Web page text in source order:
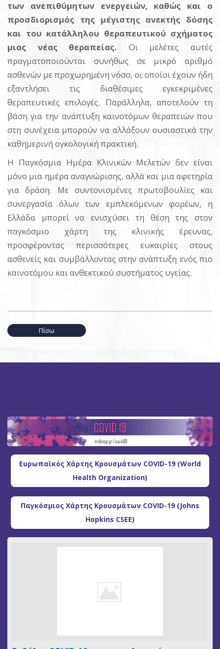
των ανεπιθύμητων ενεργειών, καθώς και ο
προσδιορισμός της μέγιστης ανεκτής δόσης
και του κατάλληλου θεραπευτικού σχήματος
μιας νέας θεραπείας. Οι μελέτες αυτές
πραγματοποιούνται συνήθως σε μικρό αριθμό
ασθενών με προχωρημένη νόσο, οι οποίοι έχουν ήδη
εξαντλήσει τις διαθέσιμες εγκεκριμένες
θεραπευτικές επιλογές. Παράλληλα, αποτελούν τη
βάση για την ανάπτυξη καινοτόμων θεραπειών που
στη συνέχεια μπορούν να αλλάξουν ουσιαστικά την
καθημερινή ογκολογική πρακτική.
Η Παγκόσμια Ημέρα Κλινικών Μελετών δεν είναι
μόνο μια ημέρα αναγνώρισης, αλλά και μια αφετηρία
για δράση. Με συντονισμένες πρωτοβουλίες και
συνεργασία όλων των εμπλεκόμενων φορέων, η
Ελλάδα μπορεί να ενισχύσει τη θέση της στον
παγκόσμιο χάρτη της κλινικής έρευνας,
προσφέροντας περισσότερες ευκαιρίες στους
ασθενείς και συμβάλλοντας στην ανάπτυξη ενός πιο
καινοτόμου και ανθεκτικού συστήματος υγείας.
Πίσω
Ευρωπαϊκός Χάρτης Κρουσμάτων COVID-19 (World
Health Organization)
Παγκόσμιος Χάρτης Κρουσμάτων COVID-19 (Johns
Hopkins CSEE)